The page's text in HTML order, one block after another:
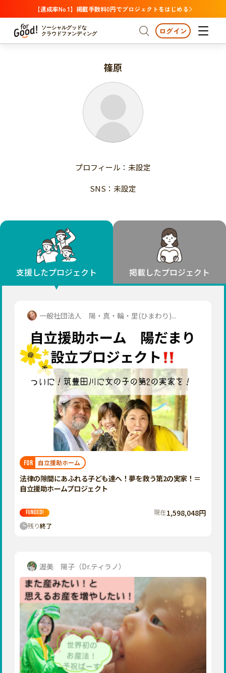
【達成率No.1】掲載手数料0円でプロジェクトをはじめる
ソーシャルグッドな
クラウドファンディング
プロジェクトからさがす 注目
支援金額が多い
支援人数が多い
終了日が近い
国際協力
子ども・教育
フード・農業
文化
環境・エシカル
人権・マイノリティ
社会貢献
地域からさがす 北海道・東北
北海道
関東
千葉
神奈川
福井
長野
愛知
支援金額が多い
終了日が近い
カテゴリーからさがす
医療・福祉
子ども・教育
人権・マイノリティ
北海道 青森 岩手 宮城
秋田
福島
茨城 栃木 群馬
千葉
東京
神奈川
新潟 富山 石川 福井
山梨
岐阜 静岡 愛知
三重 滋賀 京都 大阪
兵庫
和歌山
島根 岡山 広島 山口
香川 愛媛 高知
福岡 佐賀 長崎
宮崎
鹿児島 沖縄
ログイン
篠原
プロフィール：未設定
SNS：未設定
支援したプロジェクト 掲載したプロジェクト
一般社団法人 陽・真・輪・里(ひまわり)...
FOR 自立援助ホーム
法律の隙間にあふれる子ども達へ！夢を救う第2の実家！＝
自立援助ホームプロジェクト
FUNDED! 現在1,598,048円
残り終了
渥美 陽子（Dr.ティラノ）